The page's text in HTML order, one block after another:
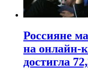
Россияне
на онлайн-
достигла